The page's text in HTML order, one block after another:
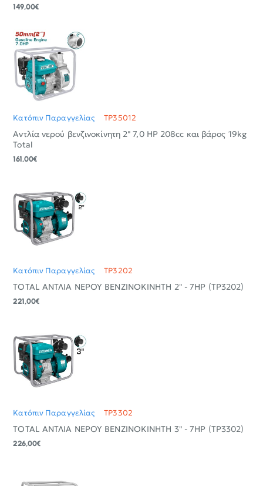
149,00€
Κατόπιν Παραγγελίας TP35012
Αντλία νερού βενζινοκίνητη 2" 7,0 HP 208cc και βάρος 19kg
Total
161,00€
Κατόπιν Παραγγελίας TP3202
TOTAL ΑΝΤΛΙΑ ΝΕΡΟΥ ΒΕΝΖΙΝΟΚΙΝΗΤΗ 2" - 7ΗΡ (TP3202)
221,00€
Κατόπιν Παραγγελίας TP3302
TOTAL ΑΝΤΛΙΑ ΝΕΡΟΥ ΒΕΝΖΙΝΟΚΙΝΗΤΗ 3" - 7ΗΡ (TP3302)
226,00€